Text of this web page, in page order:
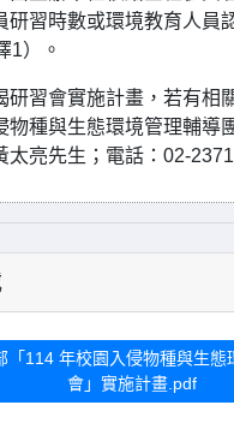
研習時數或環境教育人員
1）。
研習會實施計畫，若有相
物種與生態環境管理輔導
太亮先生；電話：02-
「114 年校園入侵物種與生態
會」實施計畫.pdf